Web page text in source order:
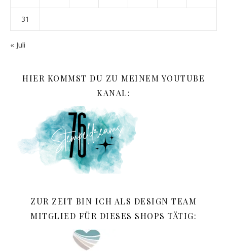
31
« Juli
HIER KOMMST DU ZU MEINEM YOUTUBE
KANAL:
ZUR ZEIT BIN ICH ALS DESIGN TEAM
MITGLIED FÜR DIESES SHOPS TÄTIG: